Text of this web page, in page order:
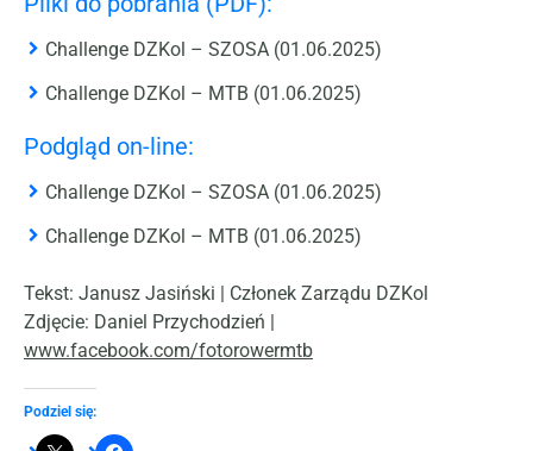
Challenge DZKol – SZOSA (01.06.2025)
Challenge DZKol – MTB (01.06.2025)
Podgląd on-line:
Challenge DZKol – SZOSA (01.06.2025)
Challenge DZKol – MTB (01.06.2025)
Tekst: Janusz Jasiński | Członek Zarządu DZKol
Zdjęcie: Daniel Przychodzień |
www.facebook.com/fotorowermtb
Podziel się: